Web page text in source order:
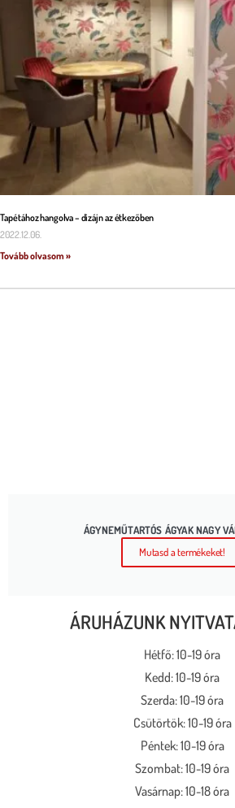
Tapétához hangolva – dizájn az étkezőben
2022.12.06.
Tovább olvasom »
ÁGYNEMŰTARTÓS ÁGYAK NAGY
Mutasd a termékeket!
ÁRUHÁZUNK
Hétfő: 10-19 óra
Kedd: 10-19 óra
Szerda: 10-19 óra
Csütörtök: 10-19 óra
Péntek: 10-19 óra
Szombat: 10-19 óra
Vasárnap: 10-18 óra